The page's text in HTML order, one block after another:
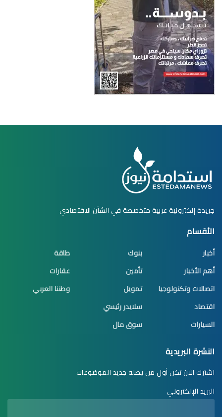
جريدة إلكترونية عربية متخصصة في الشأن الاقتصادي
الأقسام
أخبار
أهم الأخبار
اتصالات وتكنولوجيا
اقتصاد
السيارات
بنوك
تأمين
تمويل
سلايدر رئيسي
سوق مال
طاقة
عقارات
وطننا العربي
النشرة البريدية
اشترك الآن تكن أول من يصله جديد الموضوعات
البريد الإلكتروني